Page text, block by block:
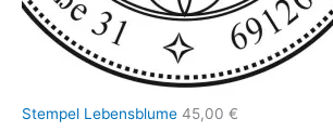
Stempel Lebensblume 45,00 €